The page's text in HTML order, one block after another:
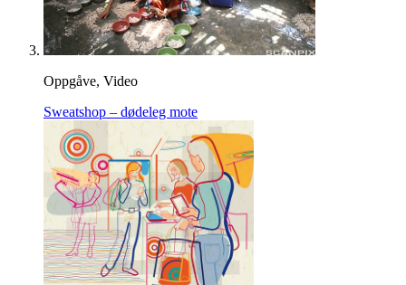
Oppgåve, Video
Sweatshop – dødeleg mote